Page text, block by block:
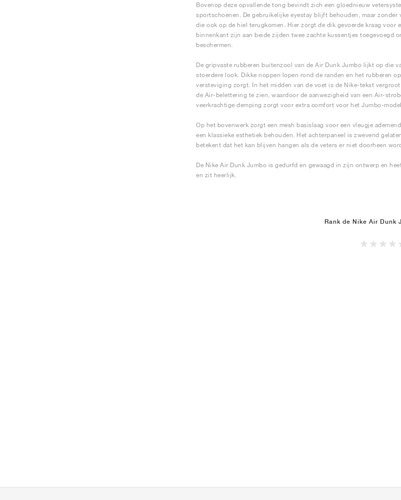
Bovenop deze opvallende tong bevindt zich een gloednieuw
sportschoenen. De gebruikelijke eyestay blijft behouden, maar
die ook op de hiel terugkomen. Hier zorgt de dik gevoerde kraag voor
binnenkant zijn aan beide zijden twee zachte kussentjes toegevoegd
beschermen.
De gripvaste rubberen buitenzool van de Air Dunk Jumbo lijkt op die
stoerdere look. Dikke noppen lopen rond de randen en het rubberen
versteviging zorgt. In het midden van de voet is de Nike-tekst
de Air-belettering te zien, waardoor de aanwezigheid van een Air-
veerkrachtige demping zorgt voor extra comfort voor het Jumbo-
Op het bovenwerk zorgt een mesh basislaag voor een vleugje
een klassieke esthetiek behouden. Het achterpaneel is zwevend
betekent dat het kan blijven hangen als de veters er niet doorheen
De Nike Air Dunk Jumbo is gedurfd en gewaagd in zijn ontwerp en
en zit heerlijk.
Rank de Nike Air Dunk